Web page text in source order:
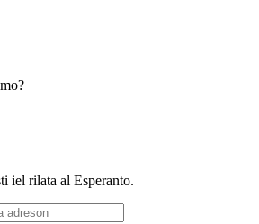
iel rilata al Esperanto.